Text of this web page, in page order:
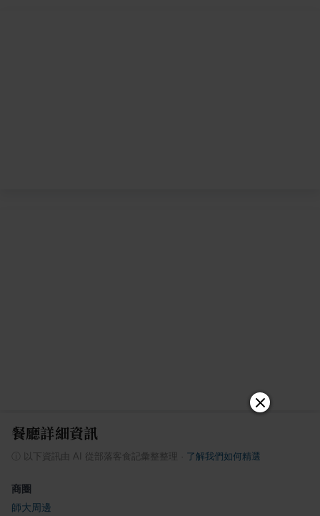
餐廳詳細資訊
ⓘ 以下資訊由 AI 從部落客食記彙整整理 了解我們如何精選
商圈
師大周邊